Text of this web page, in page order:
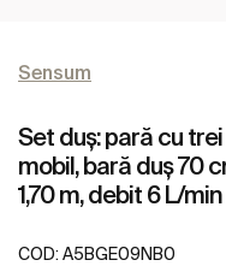
Sensum
Set duș: pară cu
mobil, bară duș 70
1,70 m, debit 6 L/min
COD: A5BGE09NB0